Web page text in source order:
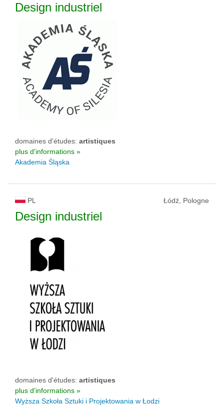
Design industriel
domaines d'études: artistiques
plus d'informations »
Akademia Śląska
PL Łódź, Pologne
Design industriel
domaines d'études: artistiques
plus d'informations »
Wyższa Szkoła Sztuki i Projektowania w Łodzi